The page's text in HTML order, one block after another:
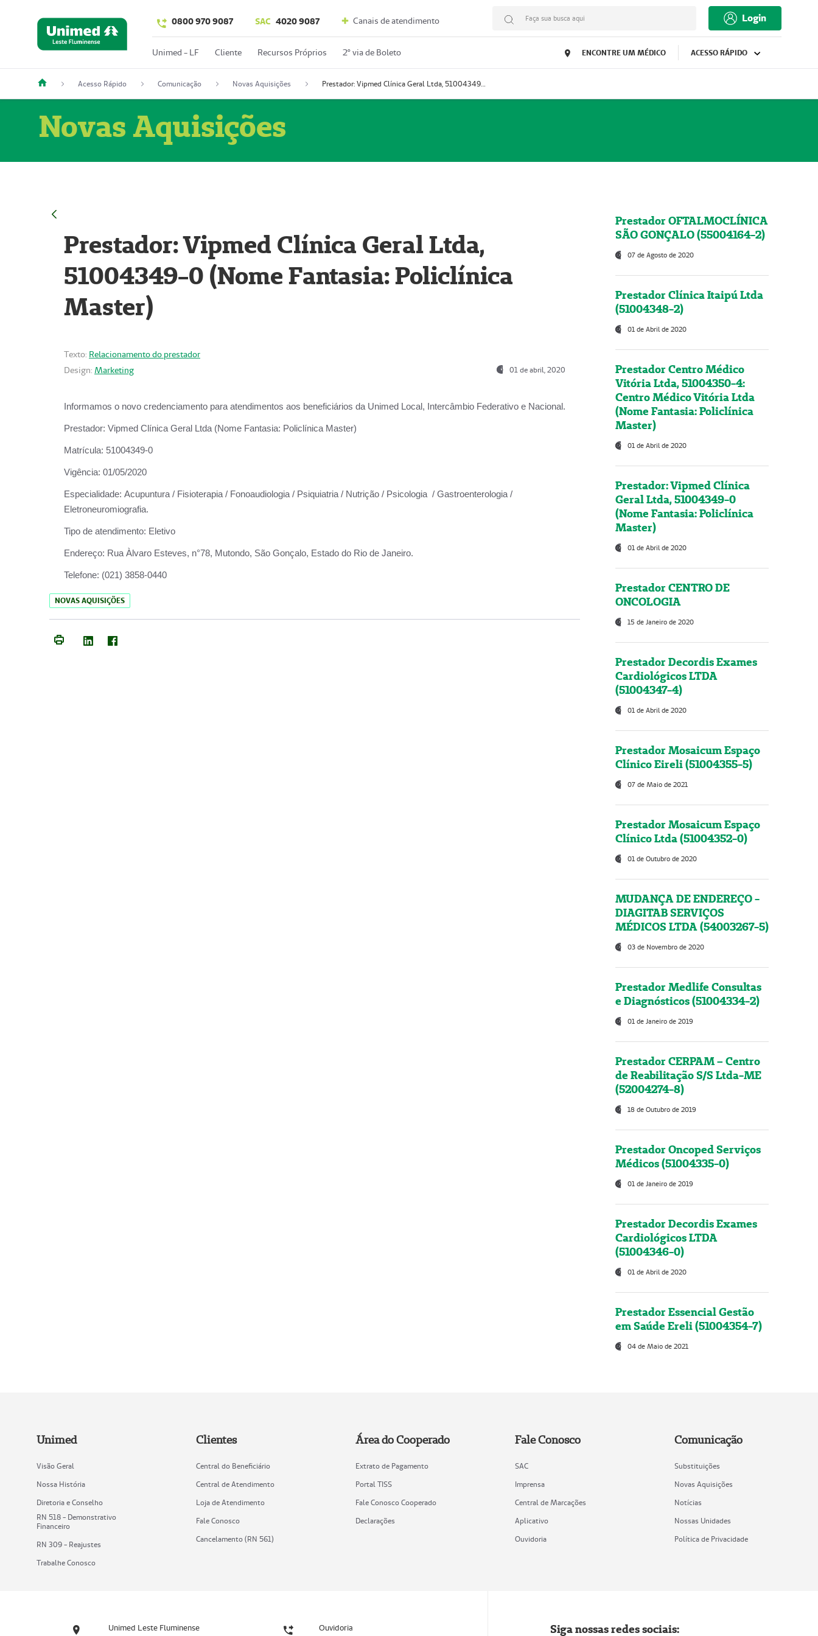
0800 970 9087 SAC 4020 9087 Canais de atendimento Faça sua busca aqui Login
Unimed - LF Cliente Recursos Próprios 2º via de Boleto ENCONTRE UM MÉDICO ACESSO RÁPIDO
Acesso Rápido Comunicação Novas Aquisições Prestador: Vipmed Clínica Geral Ltda, 51004349-0 (Nome Fantasia: Policlínica Master)
Novas Aquisições
Prestador: Vipmed Clínica Geral Ltda,
51004349-0 (Nome Fantasia: Policlínica
Master)
Texto: Relacionamento do prestador
Design: Marketing 01 de abril, 2020
Informamos o novo credenciamento para atendimentos aos beneficiários da Unimed Local, Intercâmbio Federativo e Nacional.
Prestador: Vipmed Clínica Geral Ltda (Nome Fantasia: Policlínica Master)
Matrícula: 51004349-0
Vigência: 01/05/2020
Especialidade: Acupuntura / Fisioterapia / Fonoaudiologia / Psiquiatria / Nutrição / Psicologia / Gastroenterologia /
Eletroneuromiografia.
Tipo de atendimento: Eletivo
Endereço: Rua Àlvaro Esteves, n°78, Mutondo, São Gonçalo, Estado do Rio de Janeiro.
Telefone: (021) 3858-0440
NOVAS AQUISIÇÕES
Prestador OFTALMOCLÍNICA
SÃO GONÇALO (55004164-2)
07 de Agosto de 2020
Prestador Clínica Itaipú Ltda
(51004348-2)
01 de Abril de 2020
Prestador Centro Médico
Vitória Ltda, 51004350-4:
Centro Médico Vitória Ltda
(Nome Fantasia: Policlínica
Master)
01 de Abril de 2020
Prestador: Vipmed Clínica
Geral Ltda, 51004349-0
(Nome Fantasia: Policlínica
Master)
01 de Abril de 2020
Prestador CENTRO DE
ONCOLOGIA
15 de Janeiro de 2020
Prestador Decordis Exames
Cardiológicos LTDA
(51004347-4)
01 de Abril de 2020
Prestador Mosaicum Espaço
Clínico Eireli (51004355-5)
07 de Maio de 2021
Prestador Mosaicum Espaço
Clínico Ltda (51004352-0)
01 de Outubro de 2020
MUDANÇA DE ENDEREÇO -
DIAGITAB SERVIÇOS
MÉDICOS LTDA (54003267-5)
03 de Novembro de 2020
Prestador Medlife Consultas
e Diagnósticos (51004334-2)
01 de Janeiro de 2019
Prestador CERPAM – Centro
de Reabilitação S/S Ltda-ME
(52004274-8)
18 de Outubro de 2019
Prestador Oncoped Serviços
Médicos (51004335-0)
01 de Janeiro de 2019
Prestador Decordis Exames
Cardiológicos LTDA
(51004346-0)
01 de Abril de 2020
Prestador Essencial Gestão
em Saúde Ereli (51004354-7)
04 de Maio de 2021
Unimed
Visão Geral
Nossa História
Diretoria e Conselho
RN 518 - Demonstrativo
Financeiro
RN 309 - Reajustes
Trabalhe Conosco
Clientes
Central do Beneficiário
Central de Atendimento
Loja de Atendimento
Fale Conosco
Cancelamento (RN 561)
Área do Cooperado
Extrato de Pagamento
Portal TISS
Fale Conosco Cooperado
Declarações
Fale Conosco
SAC
Imprensa
Central de Marcações
Aplicativo
Ouvidoria
Comunicação
Substituições
Novas Aquisições
Notícias
Nossas Unidades
Política de Privacidade
Unimed Leste Fluminense Ouvidoria Siga nossas redes sociais: